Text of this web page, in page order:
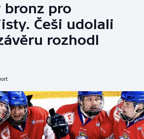
bronz pro
Češi udolali
rozhodl